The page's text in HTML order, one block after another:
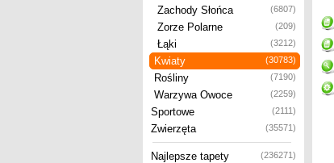
Zachody Słońca (6807)
Zorze Polarne (209)
Łąki (3212)
Kwiaty (30783)
Rośliny (7190)
Warzywa Owoce (2259)
Sportowe (2111)
Zwierzęta (35571)
Najlepsze tapety (236271)